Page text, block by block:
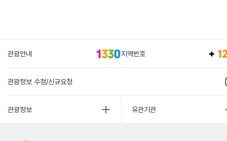
관광안내 지역번호
관광정보 수정/신규요청
관광정보 유관기관